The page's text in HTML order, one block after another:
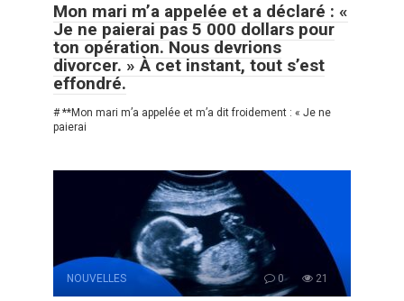
Mon mari m’a appelée et a déclaré : «
Je ne paierai pas 5 000 dollars pour
ton opération. Nous devrions
divorcer. » À cet instant, tout s’est
effondré.
# **Mon mari m’a appelée et m’a dit froidement : « Je ne
paierai
NOUVELLES 0 21